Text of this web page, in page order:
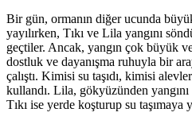
Bir gün, ormanın diğer ucunda
yayılırken, Tıkı ve Lila yangını
geçtiler. Ancak, yangın çok büyük
dostluk ve dayanışma ruhuyla bir
çalıştı. Kimisi su taşıdı, kimisi
kullandı. Lila, gökyüzünden
Tıkı ise yerde koşturup su taşımaya